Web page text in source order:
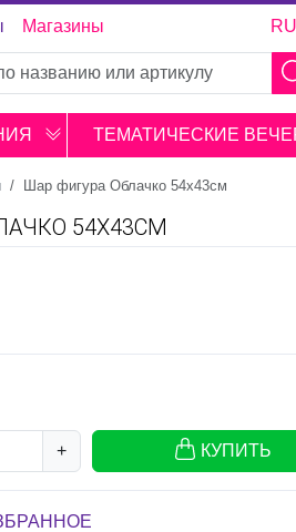
Магазины
ТЕМАТИЧЕСКИЕ
Шар фигура Облачко 54х43см
54Х43СМ
+ КУПИТЬ